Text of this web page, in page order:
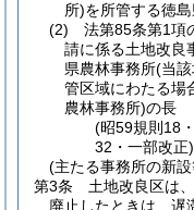
所)を所管する徳
(2)
法第85条第1項
請に係る土地改良
県農林事務所(当
管区域にわたる場
農林事務所)の長
(昭59規則18
32・一部改正)
(主たる事務所の新
第3条
土地改良区は
廃止したときは、遅